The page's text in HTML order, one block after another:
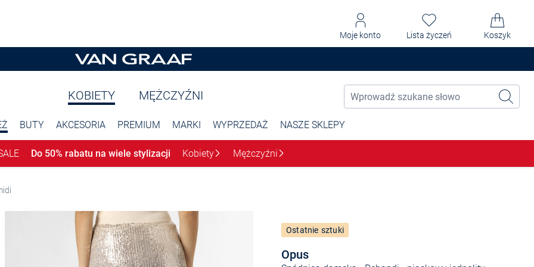
Moje konto Lista życzeń Koszyk
KOBIETY MĘŻCZYŹNI
BUTY AKCESORIA PREMIUM MARKI WYPRZEDAŻ NASZE SKLEPY
Do 50% rabatu na wiele stylizacji Kobiety Mężczyźni
Opus
Ostatnie sztuki